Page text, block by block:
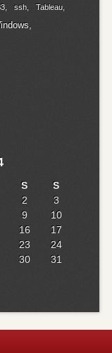
ssh Tableau
S S
2
3
9
10
16
17
23
24
30 31